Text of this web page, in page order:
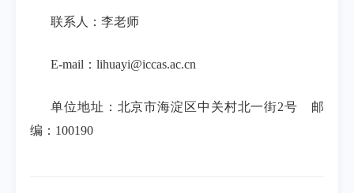
联系人：李老师
E-mail ： lihuayi@iccas.ac.cn
单位地址：北京市海淀区中关村北一街2号
邮
编： 100190